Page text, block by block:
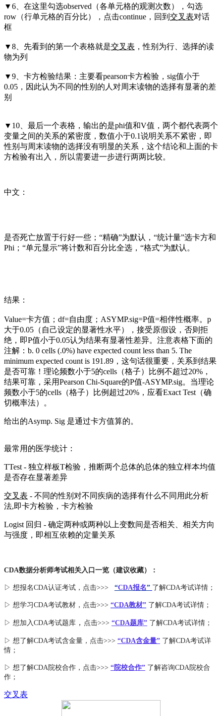
▼6、在这里勾选observed（各单元格的观测次数），勾选
row（行单元格的百分比），点击continue，回到 交叉表对话
框
▼8、先看到的第一个表格就是交叉表 ，性别为行、选择的读
物为列
▼9、卡方检验结果：主要看pearson卡方检验，sig值小于
0.05，因此认为不同的性别的人对周末读物的选择有显著的差
别
▼10、最后一个表格，输出的是phi值和V值，两个都代表两个
变量之间的关系的紧密度，数值小于0.1说明关系不紧密，即
性别与周末读物的选择没有明显的关系，这个结论和上面的卡
方检验有出入，所以需要进一步进行两两比较。
中文：
是否死亡放置于行好一些；“精确”为默认，“统计量”选卡方和
Phi；“单元显示”将计数和百分比全选，“格式”为默认。
结果：
Value=卡方值；df=自由度；ASYMP.sig=P值=相伴性概率。p
大于0.05（自己设定的显著性水平），接受原假设，否则拒
绝，即P值小于0.05认为结果有显著性差异。注意表格下面的
注解：b. 0 cells (.0%) have expected count less than 5. The
minimum expected count is 191.89，这句话很重要，关系到结果
是否可靠！理论频数小于5的cells（格子）比例不超过20%，
结果可靠，采用Pearson Chi-Square的P值-ASYMP.sig。当理论
频数小于5的cells（格子）比例超过20%，应看Exact Test（确
切概率法）。
给出的Asymp. Sig 是通过卡方值算的。
最常用的医学统计：
TTest - 独立样板T检验，推断两个总体的总体的独立样本均值
是否存在显著差异
交叉表 - 不同的性别对不同疾病的选择有什么不同用此分析
法,即卡方检验，卡方检验
Logist 回归 - 确定两种或两种以上变数间是否相关、相关方向
与强度，即相互依赖的定量关系
CDA数据分析师考试相关入口一览（建议收藏）：
▷ 想报名CDA认证考试，点击>>> “CDA报名” 了解CDA考试详情；
▷ 想学习CDA考试教材，点击>>> “CDA教材” 了解CDA考试详情；
▷ 想加入CDA考试题库 ， 点击>>> “CDA题库” 了解CDA考试详情；
▷ 想了解CDA考试含金量 ，点击>>> “CDA含金量” 了解CDA考试详
情；
▷ 想了解CDA院校合作 ，点击>>> “院校合作” 了解咨询CDA院校合
作；
交叉表